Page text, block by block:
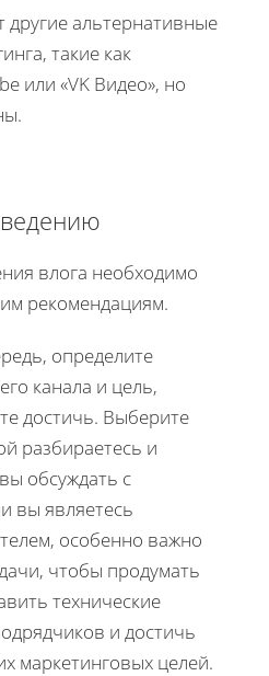
альтернативные
такие как
или «VK Видео», но
влога необходимо
рекомендациям.
определите
канала и цель,
достичь. Выберите
разбираетесь и
обсуждать с
вы являетесь
особенно важно
чтобы продумать
технические
и достичь
маркетинговых целей.